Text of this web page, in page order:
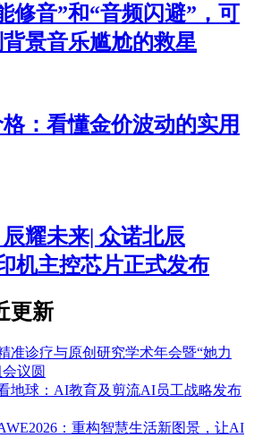
修音”和“音频闪避”，可
景音乐尴尬的救星
：看懂金价波动的实用
耀未来| 众诺北辰
机主控芯片正式发布
更新
准诊疗与原创研究学术年会暨“她力
议圆
地球：AI教育及剪流AI员工战略发布
：重构智慧生活新图景，让AI